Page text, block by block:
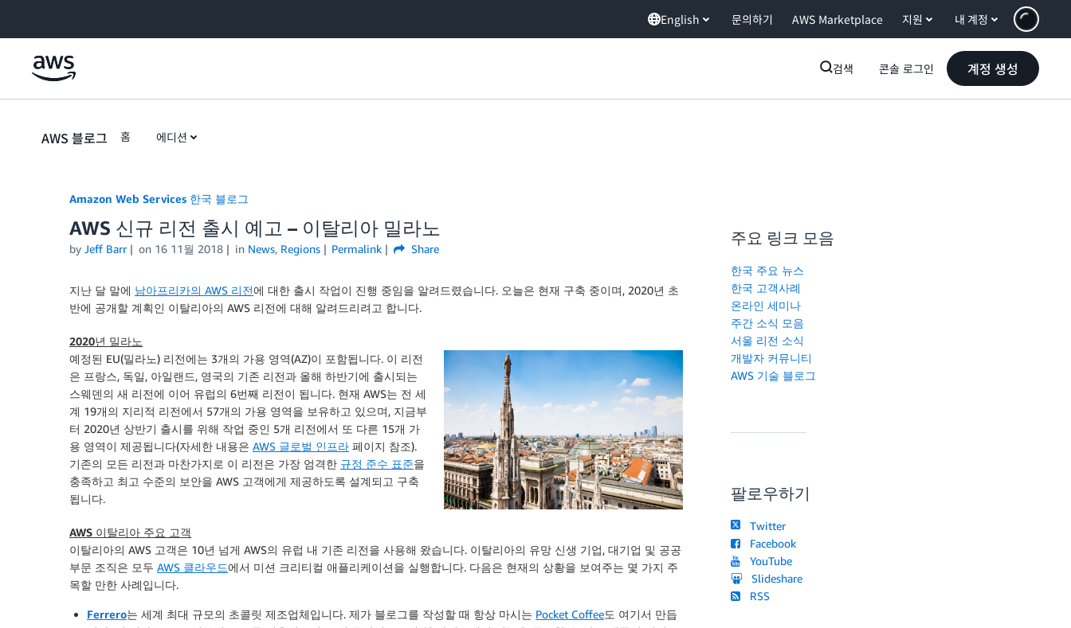
English 문의하기 AWS Marketplace 지원 내 계정
검색 콘솔 로그인 계정 생성
AWS 블로그 홈 에디션
Amazon Web Services 한국 블로그
AWS 신규 리전 출시 예고 – 이탈리아 밀라노
by Jeff Barr on 16 11월 2018 in News, Regions Permalink Share
지난 달 말에 남아프리카의 AWS 리전에 대한 출시 작업이 진행 중임을 알려드렸습니다. 오늘은 현재 구축 중이며, 2020년 초
반에 공개할 계획인 이탈리아의 AWS 리전에 대해 알려드리려고 합니다.
2020년 밀라노
예정된 EU(밀라노) 리전에는 3개의 가용 영역(AZ)이 포함됩니다. 이 리전
은 프랑스, 독일, 아일랜드, 영국의 기존 리전과 올해 하반기에 출시되는
스웨덴의 새 리전에 이어 유럽의 6번째 리전이 됩니다. 현재 AWS는 전 세
계 19개의 지리적 리전에서 57개의 가용 영역을 보유하고 있으며, 지금부
터 2020년 상반기 출시를 위해 작업 중인 5개 리전에서 또 다른 15개 가
용 영역이 제공됩니다(자세한 내용은 AWS 글로벌 인프라 페이지 참조).
기존의 모든 리전과 마찬가지로 이 리전은 가장 엄격한 규정 준수 표준을
충족하고 최고 수준의 보안을 AWS 고객에게 제공하도록 설계되고 구축
됩니다.
AWS 이탈리아 주요 고객
이탈리아의 AWS 고객은 10년 넘게 AWS의 유럽 내 기존 리전을 사용해 왔습니다. 이탈리아의 유망 신생 기업, 대기업 및 공공
부문 조직은 모두 AWS 클라우드에서 미션 크리티컬 애플리케이션을 실행합니다. 다음은 현재의 상황을 보여주는 몇 가지 주
목할 만한 사례입니다.
Ferrero는 세계 최대 규모의 초콜릿 제조업체입니다. 제가 블로그를 작성할 때 항상 마시는 Pocket Coffee도 여기서 만듭
주요 링크 모음
한국 주요 뉴스
한국 고객사례
온라인 세미나
주간 소식 모음
서울 리전 소식
개발자 커뮤니티
AWS 기술 블로그
팔로우하기
Twitter
Facebook
YouTube
Slideshare
RSS